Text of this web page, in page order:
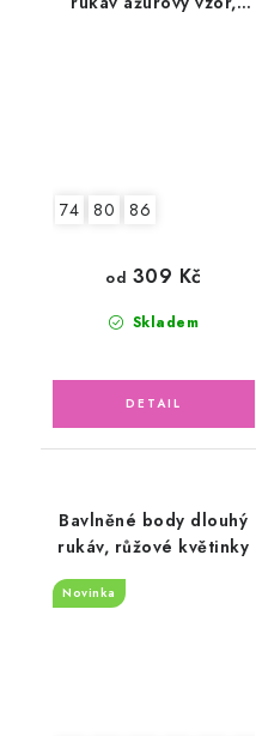
74 80 86
Skladem
od 309 Kč
Bavlněné body dlouhý
rukáv, růžové květinky
Novinka